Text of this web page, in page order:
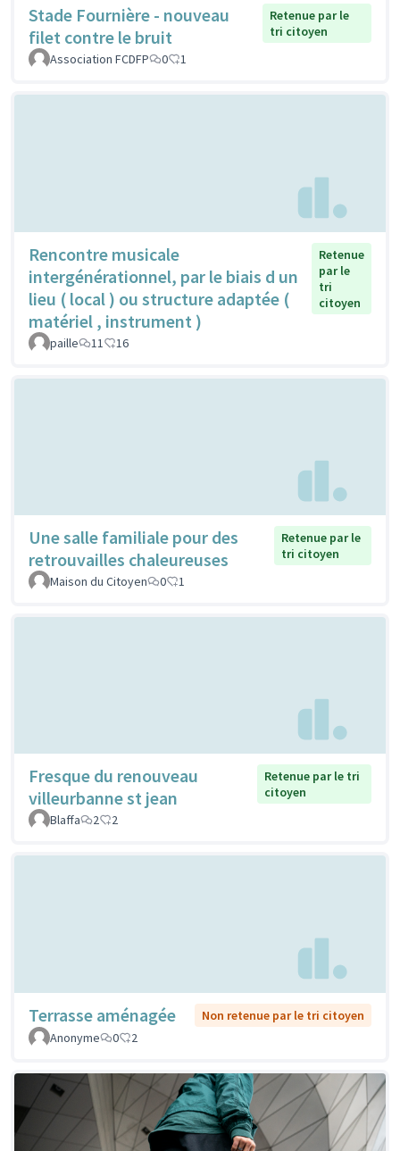
Stade Fournière - nouveau
filet contre le bruit
Retenue par le
tri citoyen
Association FCDFP
0 1
Rencontre musicale
intergénérationnel, par le biais d un
lieu ( local ) ou structure adaptée (
matériel , instrument )
Retenue
par le
tri
citoyen
paille 11 16
Une salle familiale pour des
retrouvailles chaleureuses
Retenue par le
tri citoyen
Maison du Citoyen
0 1
Fresque du renouveau
villeurbanne st jean
Retenue par le tri
citoyen
Blaffa
2 2
Terrasse aménagée
Non retenue par le tri citoyen
Anonyme
0 2